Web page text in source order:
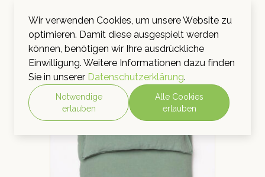
AUSFÜHRUNG WÄHLEN
Wir verwenden Cookies, um unsere Website zu
optimieren. Damit diese ausgespielt werden
können, benötigen wir Ihre ausdrückliche
Einwilligung. Weitere Informationen dazu finden
Sie in unserer Datenschutzerklärung.
Notwendige
erlauben
Alle Cookies
erlauben